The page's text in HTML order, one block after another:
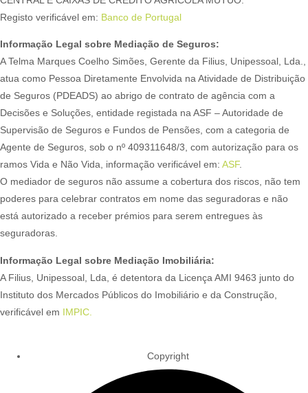
Registo verificável em: Banco de Portugal
Informação Legal sobre Mediação de Seguros:
A Telma Marques Coelho Simões, Gerente da Filius, Unipessoal, Lda.,
atua como Pessoa Diretamente Envolvida na Atividade de Distribuição
de Seguros (PDEADS) ao abrigo de contrato de agência com a
Decisões e Soluções, entidade registada na ASF – Autoridade de
Supervisão de Seguros e Fundos de Pensões, com a categoria de
Agente de Seguros, sob o nº 409311648/3, com autorização para os
ramos Vida e Não Vida, informação verificável em: ASF.
O mediador de seguros não assume a cobertura dos riscos, não tem
poderes para celebrar contratos em nome das seguradoras e não
está autorizado a receber prémios para serem entregues às
seguradoras.
Informação Legal sobre Mediação Imobiliária:
A Filius, Unipessoal, Lda, é detentora da Licença AMI 9463 junto do
Instituto dos Mercados Públicos do Imobiliário e da Construção,
verificável em IMPIC.
Copyright